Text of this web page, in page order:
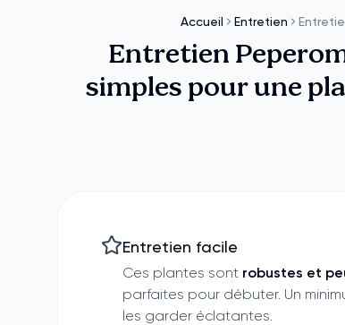
Accueil Entretien
Entretien
simples pour une
Entretien facile
Ces plantes sont robustes et
parfaites pour débuter. Un
les garder éclatantes.